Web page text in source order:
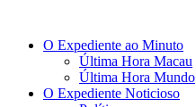
O Expediente ao Minuto
Última Hora Macau
Última Hora Mundo
O Expediente Noticioso